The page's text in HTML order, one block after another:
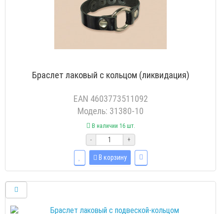
Браслет лаковый с кольцом (ликвидация)
EAN 4603773511092
Модель: 31380-10
В наличии 16 шт.
-
+
В корзину